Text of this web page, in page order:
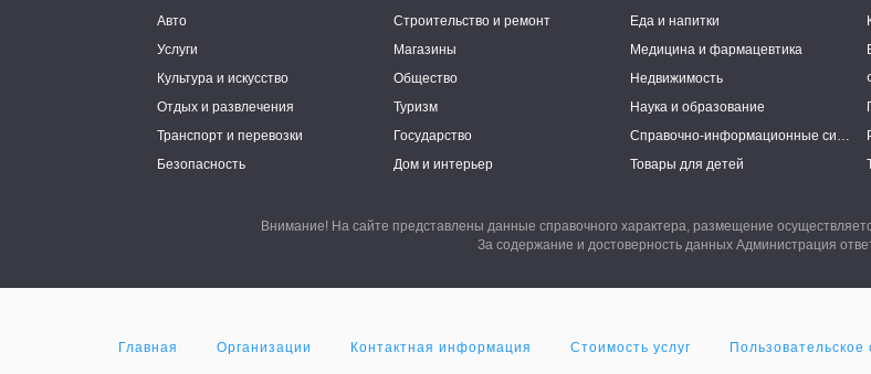
Авто Строительство и ремонт Еда и напитки
Услуги
Магазины Медицина и фармацевтика
Культура и искусство
Общество Недвижимость
Отдых и развлечения
Туризм Наука и образование
Транспорт и перевозки
Государство Справочно-информационные системы
Безопасность
Дом и интерьер Товары для детей
Внимание! На сайте представлены данные справочного характера, размещение
За содержание и достоверность данных Администрация
Главная Организации Контактная информация Стоимость услуг Пользовательское